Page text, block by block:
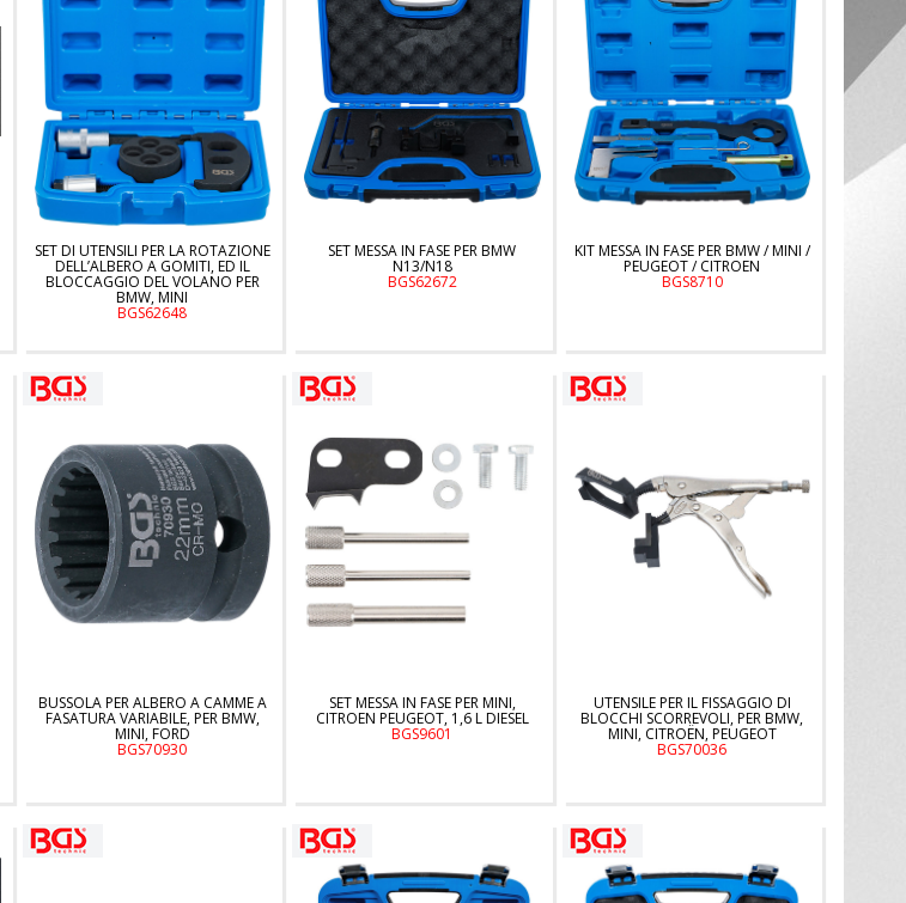
SET DI UTENSILI PER LA ROTAZIONE
DELL’ALBERO A GOMITI, ED IL
BLOCCAGGIO DEL VOLANO PER
BMW, MINI
BGS62648
SET MESSA IN FASE PER BMW
N13/N18
BGS62672
KIT MESSA IN FASE PER BMW / MINI /
PEUGEOT / CITROEN
BGS8710
BUSSOLA PER ALBERO A CAMME A
FASATURA VARIABILE, PER BMW,
MINI, FORD
BGS70930
SET MESSA IN FASE PER MINI,
CITROEN PEUGEOT, 1,6 L DIESEL
BGS9601
UTENSILE PER IL FISSAGGIO DI
BLOCCHI SCORREVOLI, PER BMW,
MINI, CITROËN, PEUGEOT
BGS70036